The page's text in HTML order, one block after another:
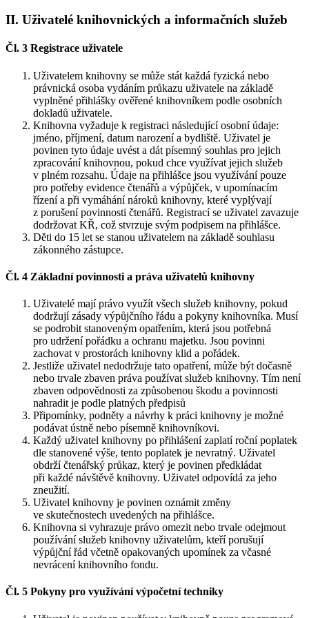
II. Uživatelé knihovnických a informačních služeb
Čl. 3 Registrace uživatele
Uživatelem knihovny se může stát každá fyzická nebo
právnická osoba vydáním průkazu uživatele na základě
vyplněné přihlášky ověřené knihovníkem podle osobních
dokladů uživatele.
Knihovna vyžaduje k registraci následující osobní údaje:
jméno, příjmení, datum narození a bydliště. Uživatel je
povinen tyto údaje uvést a dát písemný souhlas pro jejich
zpracování knihovnou, pokud chce využívat jejich služeb
v plném rozsahu. Údaje na přihlášce jsou využívání pouze
pro potřeby evidence čtenářů a výpůjček, v upomínacím
řízení a při vymáhání nároků knihovny, které vyplývají
z porušení povinnosti čtenářů. Registrací se uživatel zavazuje
dodržovat KŘ, což stvrzuje svým podpisem na přihlášce.
Děti do 15 let se stanou uživatelem na základě souhlasu
zákonného zástupce.
Čl. 4 Základní povinnosti a práva uživatelů knihovny
Uživatelé mají právo využít všech služeb knihovny, pokud
dodržují zásady výpůjčního řádu a pokyny knihovníka. Musí
se podrobit stanoveným opatřením, která jsou potřebná
pro udržení pořádku a ochranu majetku. Jsou povinni
zachovat v prostorách knihovny klid a pořádek.
Jestliže uživatel nedodržuje tato opatření, může být dočasně
nebo trvale zbaven práva používat služeb knihovny. Tím není
zbaven odpovědnosti za způsobenou škodu a povinnosti
nahradit je podle platných předpisů
Připomínky, podněty a návrhy k práci knihovny je možné
podávat ústně nebo písemně knihovníkovi.
Každý uživatel knihovny po přihlášení zaplatí roční poplatek
dle stanovené výše, tento poplatek je nevratný. Uživatel
obdrží čtenářský průkaz, který je povinen předkládat
při každé návštěvě knihovny. Uživatel odpovídá za jeho
zneužití.
Uživatel knihovny je povinen oznámit změny
ve skutečnostech uvedených na přihlášce.
Knihovna si vyhrazuje právo omezit nebo trvale odejmout
používání služeb knihovny uživatelům, kteří porušují
výpůjční řád včetně opakovaných upomínek za včasné
nevrácení knihovního fondu.
Čl. 5 Pokyny pro využívání výpočetní techniky